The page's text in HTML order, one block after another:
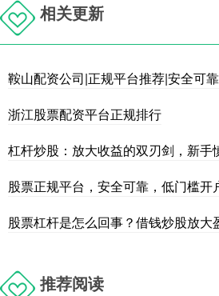
相关更新
鞍山配资公司|正规平台推荐|安全可靠
浙江股票配资平台正规排行
杠杆炒股：放大收益的双刃剑，新手
股票正规平台，安全可靠，低门槛开
股票杠杆是怎么回事？借钱炒股放大
推荐阅读